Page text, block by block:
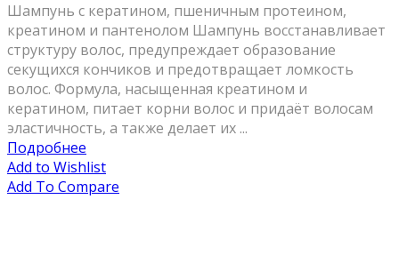
Шампунь с кератином, пшеничным протеином,
креатином и пантенолом Шампунь восстанавливает
структуру волос, предупреждает образование
секущихся кончиков и предотвращает ломкость
волос. Формула, насыщенная креатином и
кератином, питает корни волос и придаёт волосам
эластичность, а также делает их ...
Подробнее
Add to Wishlist
Add To Compare